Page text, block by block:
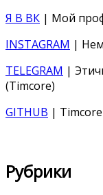
Я В ВК | Мой
INSTAGRAM |
TELEGRAM |
(Timcore)
GITHUB |
Рубрики